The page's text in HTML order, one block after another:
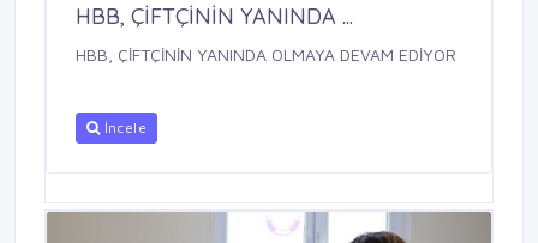
HBB, ÇİFTÇİNİN YANINDA ...
HBB, ÇİFTÇİNİN YANINDA OLMAYA DEVAM EDİYOR
İncele